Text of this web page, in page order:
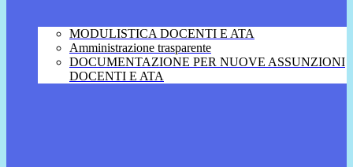
MODULISTICA DOCENTI E ATA
Amministrazione trasparente
DOCUMENTAZIONE PER NUOVE ASSUNZIONI
DOCENTI E ATA